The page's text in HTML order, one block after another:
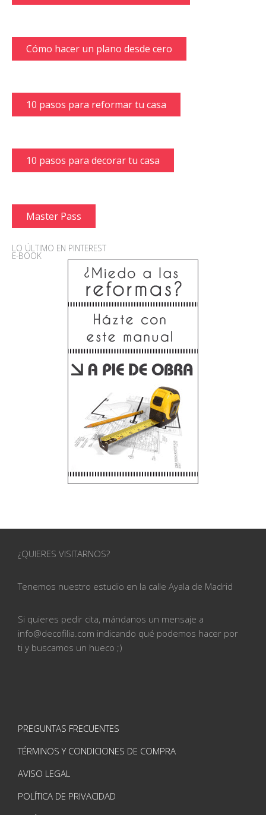
Cómo hacer un plano desde cero
10 pasos para reformar tu casa
10 pasos para decorar tu casa
Master Pass
LO ÚLTIMO EN PINTEREST
E-BOOK
¿QUIERES VISITARNOS?
Tenemos nuestro estudio en la calle Ayala de Madrid
Si quieres pedir cita, mándanos un mensaje a
info@decofilia.com indicando qué podemos hacer por
ti y buscamos un hueco ;)
PREGUNTAS FRECUENTES
TÉRMINOS Y CONDICIONES DE COMPRA
AVISO LEGAL
POLÍTICA DE PRIVACIDAD